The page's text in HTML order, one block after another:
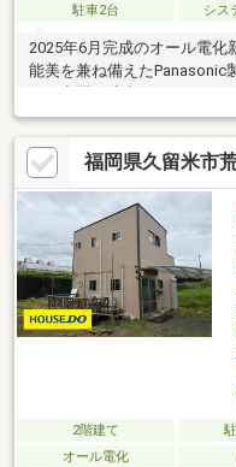
駐車2台
シス
2025年6月完成のオール電
能美を兼ね備えたPanasonic
料理の際も便利となってお
り複数料理をお作りする事
っており毎日の皿洗いも楽
となっているので開閉の際
ておりますのでお気軽ご連絡
♪【https://youtube.com/
si=b7MyFLl0mkygcK-】
福岡県久留米市
2階建て
オール電化